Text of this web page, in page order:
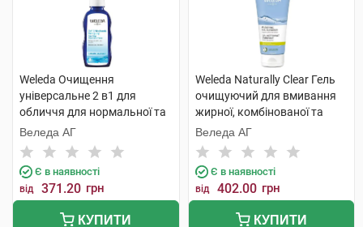
Weleda Очищення
універсальне 2 в1 для
обличчя для нормальної та
змішаної шкіри 100 мл 1
флакон
Веледа АГ
Є в наявності
від 371.20 грн
КУПИТИ
Weleda Naturally Clear Гель
очищуючий для вмивання
жирної, комбінованої та
проблемної шкіри 100 мл 1
туба
Веледа АГ
Є в наявності
від 402.00 грн
КУПИТИ